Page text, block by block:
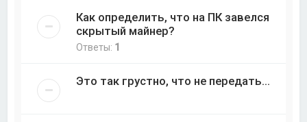
Как определить, что на ПК завелся
скрытый майнер?
Ответы: 1
Это так грустно, что не передать...